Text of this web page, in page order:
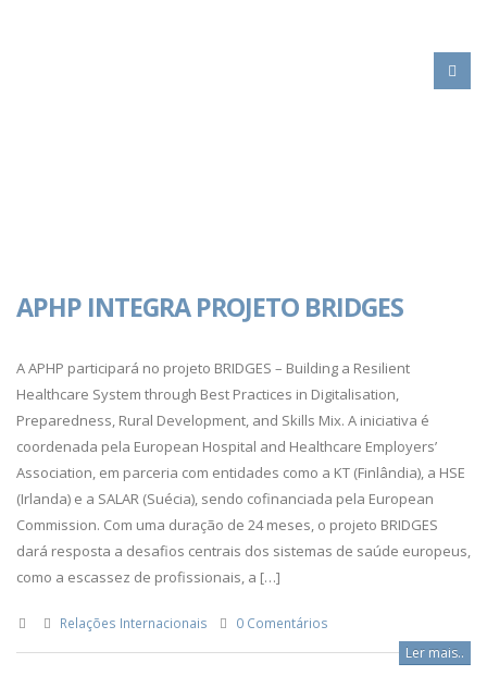
APHP INTEGRA PROJETO BRIDGES
A APHP participará no projeto BRIDGES – Building a Resilient
Healthcare System through Best Practices in Digitalisation,
Preparedness, Rural Development, and Skills Mix. A iniciativa é
coordenada pela European Hospital and Healthcare Employers’
Association, em parceria com entidades como a KT (Finlândia), a HSE
(Irlanda) e a SALAR (Suécia), sendo cofinanciada pela European
Commission. Com uma duração de 24 meses, o projeto BRIDGES
dará resposta a desafios centrais dos sistemas de saúde europeus,
como a escassez de profissionais, a […]
Relações Internacionais 0 Comentários
Ler mais..